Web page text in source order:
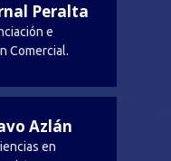
Peralta
e
Comercial.
Azlán
en